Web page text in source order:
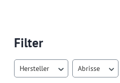
Filter
Hersteller Abrisse